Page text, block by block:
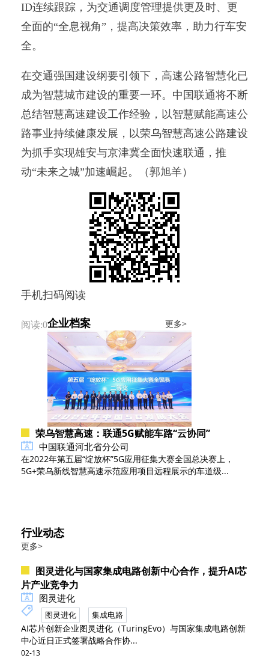
ID连续跟踪，为交通调度管理提供更及时、更
全面的“全息视角”，提高决策效率，助力行车安
全。
在交通强国建设纲要引领下，高速公路智慧化已
成为智慧城市建设的重要一环。中国联通将不断
总结智慧高速建设工作经验，以智慧赋能高速公
路事业持续健康发展，以荣乌智慧高速公路建设
为抓手实现雄安与京津冀全面快速联通，推
动“未来之城”加速崛起。（郭旭羊）
手机扫码阅读
阅读:0企业档案 更多>
荣乌智慧高速：联通5G赋能车路“云协同”
中国联通河北省分公司
在2022年第五届“绽放杯”5G应用征集大赛全国总决赛上，
5G+荣乌新线智慧高速示范应用项目远程展示的车道级...
行业动态
更多>
图灵进化与国家集成电路创新中心合作，提升AI芯
片产业竞争力
图灵进化
图灵进化 集成电路
AI芯片创新企业图灵进化（TuringEvo）与国家集成电路创新
中心近日正式签署战略合作协...
02-13